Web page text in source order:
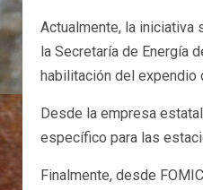
Actualmente, la iniciativa
la Secretaría de Energía
habilitación del expendio
Desde la empresa
específico para las
Finalmente, desde